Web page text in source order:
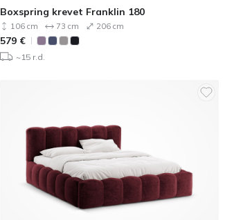
Boxspring krevet Franklin 180
106 cm 73 cm 206 cm
579 €
~15 r.d.